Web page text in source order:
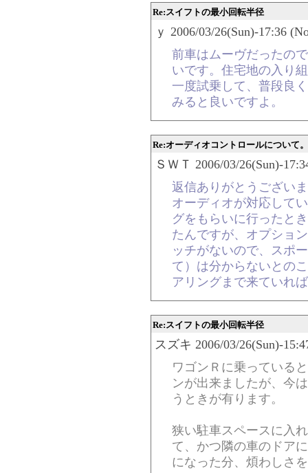
Re:スイフトの最小回転半径
ｙ 2006/03/26(Sun)-17:36
前車はムーヴだったの
いです。住宅地の入り
一度試乗して、普段良
みると良いですよ。
Re:オーディオコントロールについて。
ＳＷＴ 2006/03/26(Sun)-
返信ありがとうござい
オーディオが対応して
グをもらいに行ったと
たんですが、オプショ
ッチがないので、スポ
て）は分からないとの
アリングまで来ていれ
Re:スイフトの最小回転半径
スズキ 2006/03/26(Sun)-
ワゴンＲに乗っている
ンが出来ましたが、今
うときが有ります。
狭い駐車スペースに入
て、かつ隣の車のドア
になった分、煩わしさ